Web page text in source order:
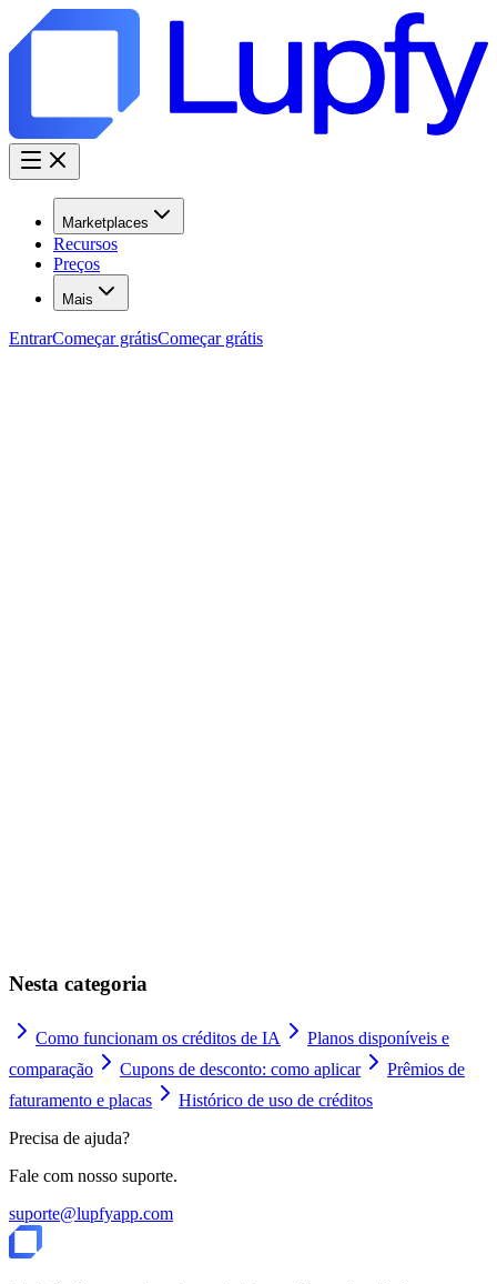
Marketplaces
Recursos
Preços
Mais
EntrarComeçar grátisComeçar grátis
Nesta categoria
Como funcionam os créditos de IA
Planos disponíveis e
comparação
Cupons de desconto: como aplicar
Prêmios de
faturamento e placas
Histórico de uso de créditos
Precisa de ajuda?
Fale com nosso suporte.
suporte@lupfyapp.com